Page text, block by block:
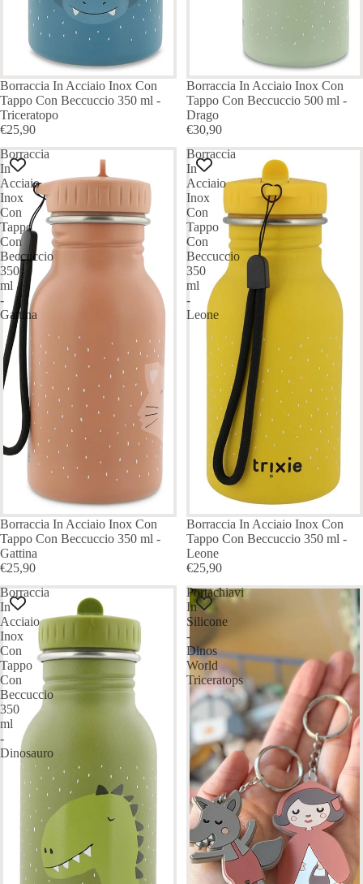
Borraccia In Acciaio Inox Con
Tappo Con Beccuccio 350 ml -
Triceratopo
€25,90
Borraccia In Acciaio Inox Con
Tappo Con Beccuccio 500 ml -
Drago
€30,90
Borraccia
In
Acciaio
Inox
Con
Tappo
Con
Beccuccio
350
ml
-
Gattina
Borraccia In Acciaio Inox Con
Tappo Con Beccuccio 350 ml -
Gattina
€25,90
Borraccia
In
Acciaio
Inox
Con
Tappo
Con
Beccuccio
350
ml
-
Leone
Borraccia In Acciaio Inox Con
Tappo Con Beccuccio 350 ml -
Leone
€25,90
Borraccia
In
Acciaio
Inox
Con
Tappo
Con
Beccuccio
350
ml
-
Dinosauro
Portachiavi
In
Silicone
-
Dinos
World
Triceratops